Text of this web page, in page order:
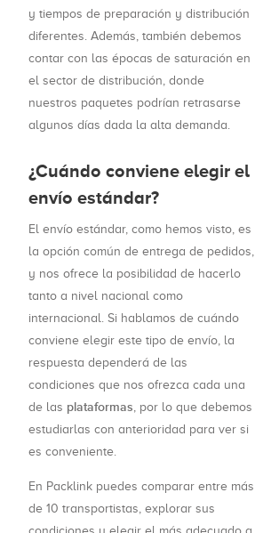
y tiempos de preparación y distribución
diferentes. Además, también debemos
contar con las épocas de saturación en
el sector de distribución, donde
nuestros paquetes podrían retrasarse
algunos días dada la alta demanda.
¿Cuándo conviene elegir el
envío estándar?
El envío estándar, como hemos visto, es
la opción común de entrega de pedidos,
y nos ofrece la posibilidad de hacerlo
tanto a nivel nacional como
internacional. Si hablamos de cuándo
conviene elegir este tipo de envío, la
respuesta dependerá de las
condiciones que nos ofrezca cada una
de las plataformas, por lo que debemos
estudiarlas con anterioridad para ver si
es conveniente.
En Packlink puedes comparar entre más
de 10 transportistas, explorar sus